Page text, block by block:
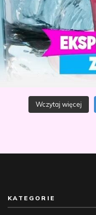
Wczytaj więcej
KATEGORIE